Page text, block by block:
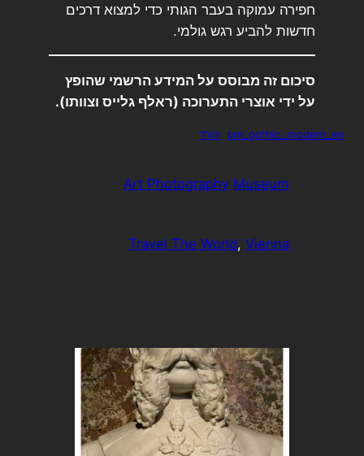
חפירה עמוקה בעבר הגותי כדי למצוא דרכים
חדשות להביע רגש גולמי.
סיכום זה מבוסס על המידע הרשמי שהופץ
על ידי אוצרי התערוכה (ראלף גלייס וצוותו).
pm_gothic_modern_en הורד
Art Photography Museum
Travel The World, Vienna